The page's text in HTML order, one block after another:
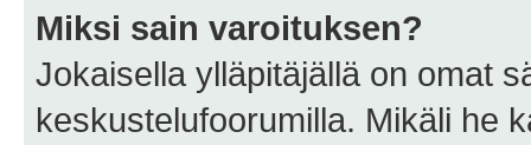
Miksi sain varoituksen?
Jokaisella ylläpitäjällä on omat
keskustelufoorumilla. Mikäli he